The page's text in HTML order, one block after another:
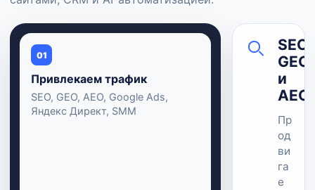
01
Привлекаем трафик
SEO, GEO, AEO, Google Ads,
Яндекс Директ, SMM
SEO,
GEO
и
AEO
Пр
од
ви
га
е